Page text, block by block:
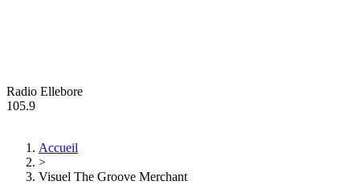
Radio Ellebore
105.9
Accueil
>
Visuel The Groove Merchant